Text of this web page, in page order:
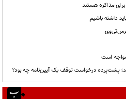
مذاکره هستند
داشته باشیم
پرس‌تی‌وی
است
پشت‌پرده درخواست توقف یک آیین‌نامه چه بود؟